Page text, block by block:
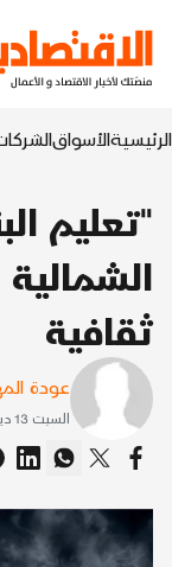
الرئيسيةالأسواق
"تعليم
ثقافية
عودة
السبت 13 ديسمبر 2008 3:27